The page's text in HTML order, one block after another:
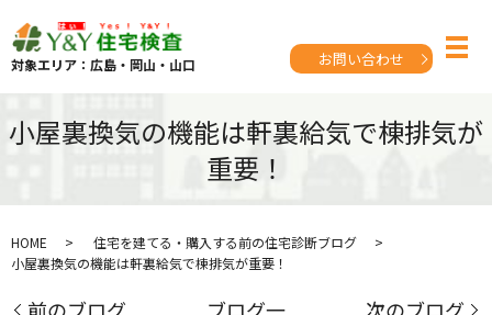
対象エリア：広島・岡山・山口 お問い合わせ
小屋裏換気の機能は軒裏給気で棟排気が
重要！
HOME
住宅を建てる・購入する前の住宅診断ブログ
小屋裏換気の機能は軒裏給気で棟排気が重要！